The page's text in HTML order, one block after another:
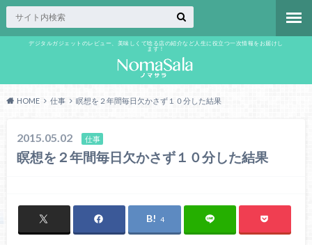
デジタルガジェットのレビュー、美味しくて唸る店の紹介など人生に役立つ一次情報をお届けし
ます！
HOME 仕事 瞑想を２年間毎日欠かさず１０分した結果
2015.05.02 仕事
瞑想を２年間毎日欠かさず１０分した結果
4